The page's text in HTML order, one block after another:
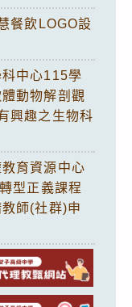
餐飲LOGO設
中心115學
動物解剖觀
興趣之生物科
育資源中心
型正義課程
師(社群)申